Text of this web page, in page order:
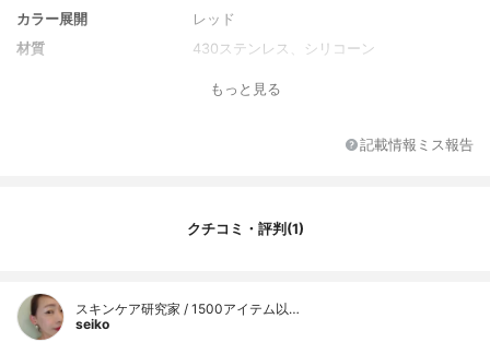
カラー展開
レッド
材質
430ステンレス、シリコーン
-30℃〜230℃
もっと見る
記載情報ミス報告
クチコミ・評判(1)
スキンケア研究家 / 1500アイテム以…
seiko